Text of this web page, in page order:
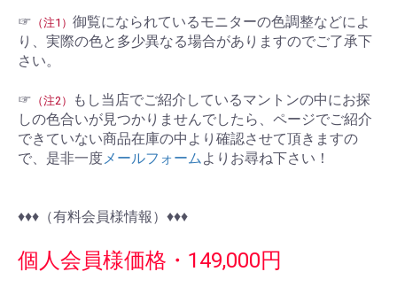
☞ （注1） 御覧になられているモニターの色調整などによ
り、実際の色と多少異なる場合がありますのでご了承下
さい。
☞ （注2）
もし当店でご紹介しているマントンの中にお探
しの色合いが見つかりませんでしたら、ページでご紹介
できていない商品在庫の中より確認させて頂きますの
で、是非一度 メールフォーム よりお尋ね下さい！
♦︎♦︎♦︎（有料会員様情報）♦︎♦︎♦︎
個人会員様価格・149,000円